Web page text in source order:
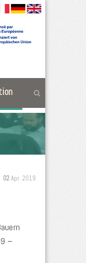
02Apr. 2019
–